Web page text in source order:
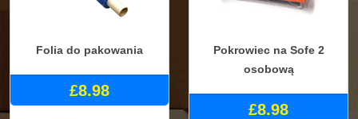
Folia do pakowania
£8.98
Pokrowiec na Sofe 2
osobową
£8.98